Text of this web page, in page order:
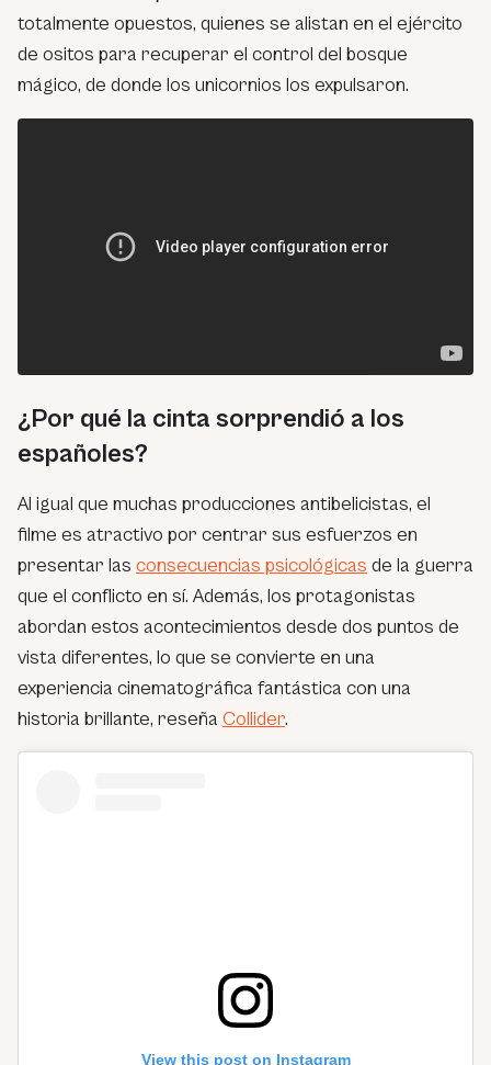
totalmente opuestos, quienes se alistan en el ejército
de ositos para recuperar el control del bosque
mágico, de donde los unicornios los expulsaron.
¿Por qué la cinta sorprendió a los
españoles?
Al igual que muchas producciones antibelicistas, el
filme es atractivo por centrar sus esfuerzos en
presentar las consecuencias psicológicas de la guerra
que el conflicto en sí. Además, los protagonistas
abordan estos acontecimientos desde dos puntos de
vista diferentes, lo que se convierte en una
experiencia cinematográfica fantástica con una
historia brillante, reseña Collider.
View this post on Instagram